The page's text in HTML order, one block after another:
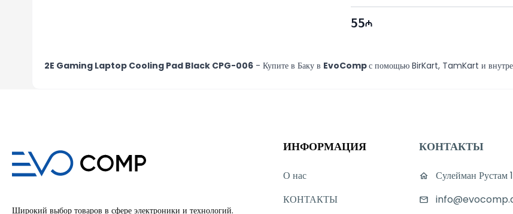
55
2E Gaming Laptop Cooling Pad Black CPG-006- Купите в Баку в EvoCompс помощью BirKart, TamKart и
Широкий выбор товаров в сфере электроники и технологий.
ИНФОРМАЦИЯ
О нас
КОНТАКТЫ
КОНТАКТЫ
Сулейман Рустам